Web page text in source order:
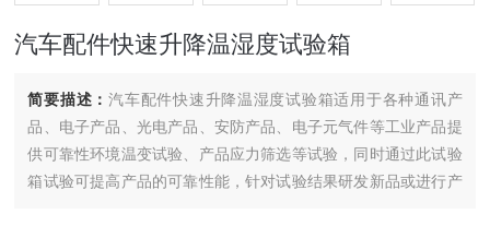
汽车配件快速升降温湿度试验箱
简要描述：汽车配件快速升降温湿度试验箱适用于各种通讯产
品、电子产品、光电产品、安防产品、电子元气件等工业产品提
供可靠性环境温变试验、产品应力筛选等试验，同时通过此试验
箱试验可提高产品的可靠性能，针对试验结果研发新品或进行产